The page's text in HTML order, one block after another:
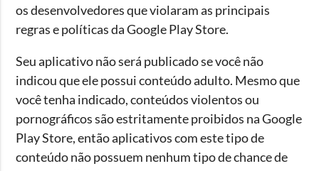
os desenvolvedores que violaram as principais
regras e políticas da Google Play Store.
Seu aplicativo não será publicado se você não
indicou que ele possui conteúdo adulto. Mesmo que
você tenha indicado, conteúdos violentos ou
pornográficos são estritamente proibidos na Google
Play Store, então aplicativos com este tipo de
conteúdo não possuem nenhum tipo de chance de